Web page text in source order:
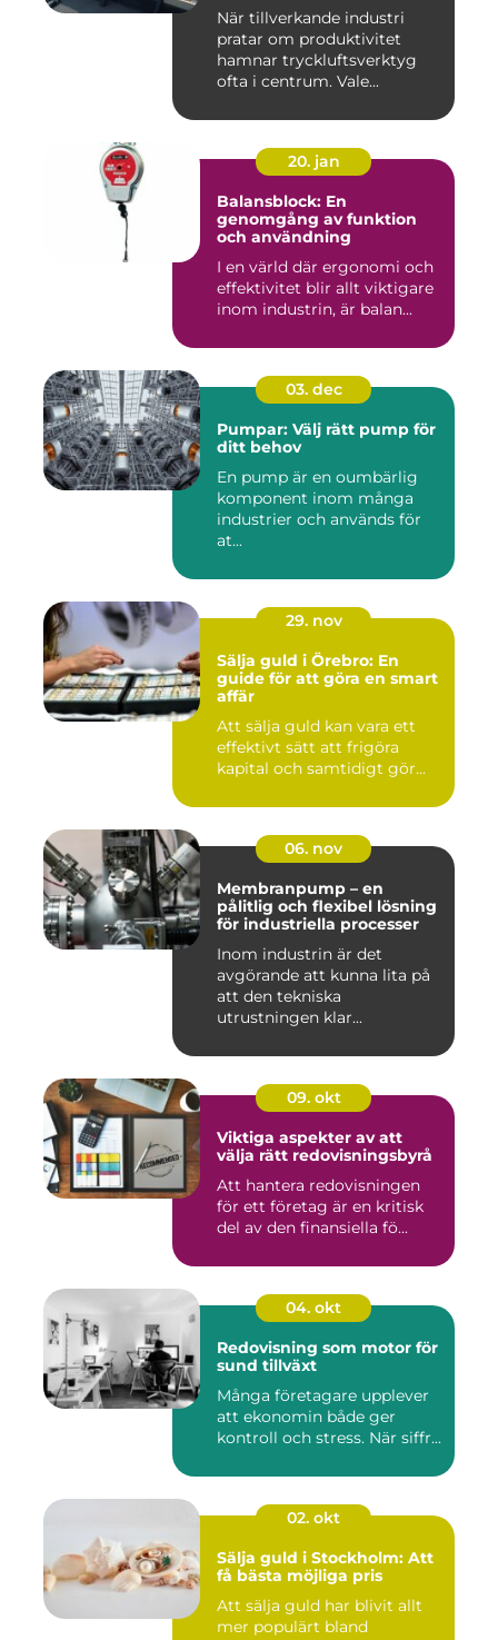
När tillverkande industri
pratar om produktivitet
hamnar tryckluftsverktyg
ofta i centrum. Vale...
20. jan
Balansblock: En
genomgång av funktion
och användning
I en värld där ergonomi och
effektivitet blir allt viktigare
inom industrin, är balan...
03. dec
Pumpar: Välj rätt pump för
ditt behov
En pump är en oumbärlig
komponent inom många
industrier och används för
at...
29. nov
Sälja guld i Örebro: En
guide för att göra en smart
affär
Att sälja guld kan vara ett
effektivt sätt att frigöra
kapital och samtidigt gör...
06. nov
Membranpump – en
pålitlig och flexibel lösning
för industriella processer
Inom industrin är det
avgörande att kunna lita på
att den tekniska
utrustningen klar...
09. okt
Viktiga aspekter av att
välja rätt redovisningsbyrå
Att hantera redovisningen
för ett företag är en kritisk
del av den finansiella fö...
04. okt
Redovisning som motor för
sund tillväxt
Många företagare upplever
att ekonomin både ger
kontroll och stress. När siffr...
02. okt
Sälja guld i Stockholm: Att
få bästa möjliga pris
Att sälja guld har blivit allt
mer populärt bland